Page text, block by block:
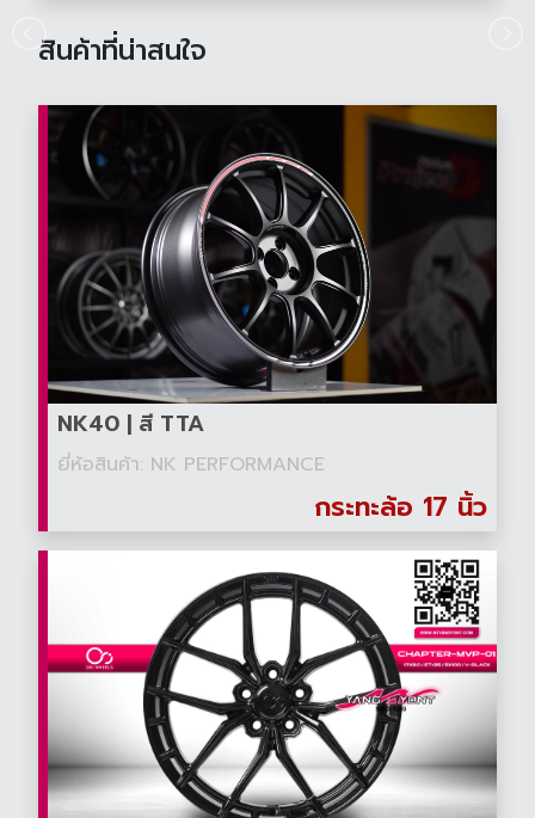
สินค้าที่น่าสนใจ
NK40 | สี TTA
ยี่ห้อสินค้า: NK PERFORMANCE
กระทะล้อ 17 นิ้ว